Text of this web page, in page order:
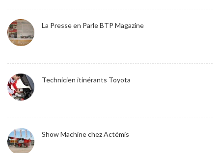
La Presse en Parle BTP Magazine
Technicien itinérants Toyota
Show Machine chez Actémis